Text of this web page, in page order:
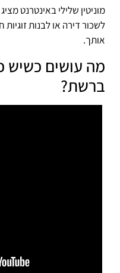
מוניטין שלילי באינטרנט
לשכור דירה או לבנות
אותך.
מה עושים כשיש
ברשת?